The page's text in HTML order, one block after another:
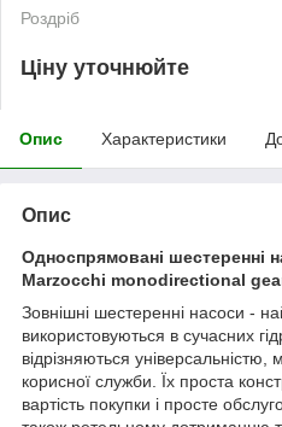
Роздріб
Ціну уточнюйте
Опис Характеристики
Опис
Односпрямовані шестеренні
Marzocchi monodirectional
Зовнішні шестеренні насоси -
використовуються в сучасних
відрізняються універсальністю,
корисної служби. Їх проста
вартість покупки і просте